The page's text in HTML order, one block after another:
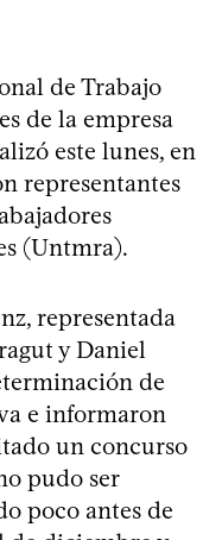
de Trabajo
de la empresa
este lunes, en
representantes
(Untmra).
representada
y Daniel
de
e informaron
un concurso
pudo ser
poco antes de